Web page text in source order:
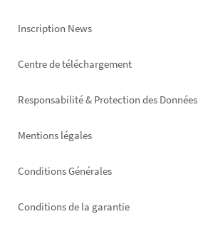
Inscription News
Footer
Centre de téléchargement
Responsabilité & Protection des Données
Mentions légales
Conditions Générales
Conditions de la garantie